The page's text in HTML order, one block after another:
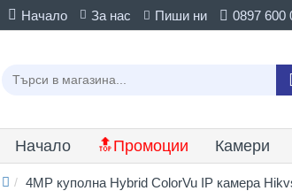
Начало За нас Пиши ни 0897 600
Начало 🔝Промоции Камери
4MP куполна Hybrid ColorVu IP камера